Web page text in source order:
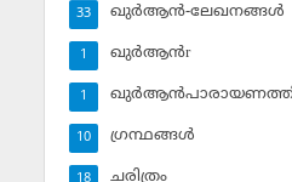
ഖുര്‍ആന്‍-ലേഖനങ്ങള്‍
33
ഖുര്‍ആന്‍r
1
1
ഗ്രന്ഥങ്ങള്‍
10
ചരിത്രം